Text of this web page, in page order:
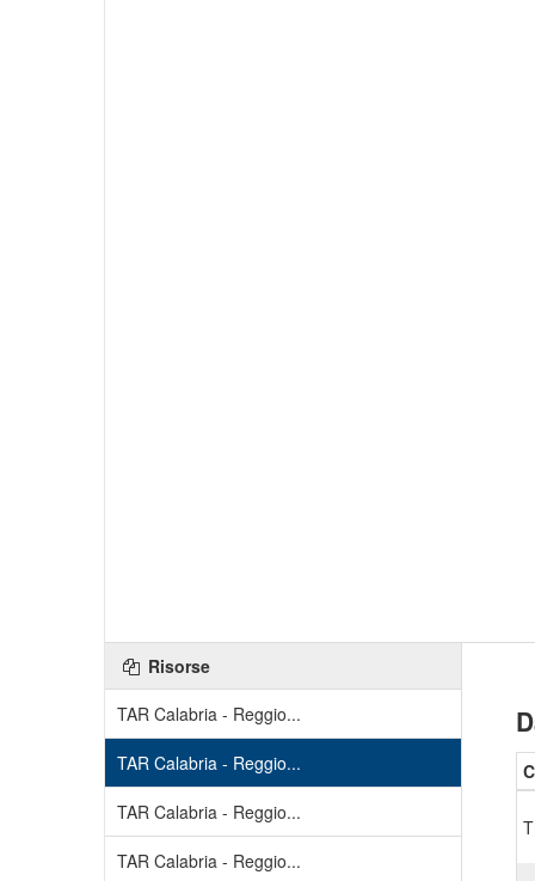
Risorse
TAR Calabria - Reggio...
TAR Calabria - Reggio...
TAR Calabria - Reggio...
TAR Calabria - Reggio...